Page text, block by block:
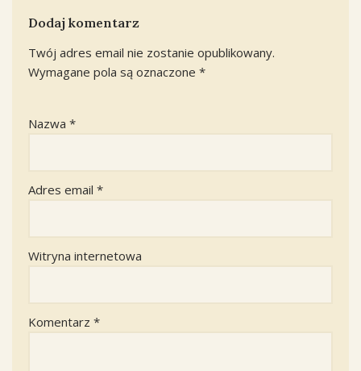
Dodaj komentarz
Twój adres email nie zostanie opublikowany.
Wymagane pola są oznaczone *
Nazwa *
Adres email *
Witryna internetowa
Komentarz *